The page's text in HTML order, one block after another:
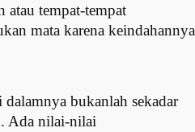
atau tempat-tempat
mata karena keindahannya
bukanlah sekadar
Ada nilai-nilai